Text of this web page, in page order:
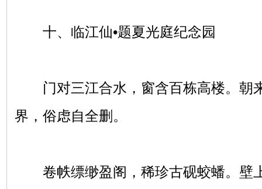
十、临江仙•题夏光庭纪念园
门对三江合水，窗含百栋高楼。朝
界，俗虑自全删。
卷帙缥缈盈阁，稀珍古砚蛟蟠。壁